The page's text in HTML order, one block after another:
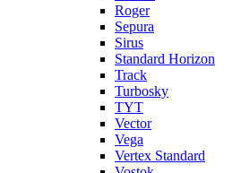
Roger
Sepura
Sirus
Standard Horizon
Track
Turbosky
TYT
Vector
Vega
Vertex Standard